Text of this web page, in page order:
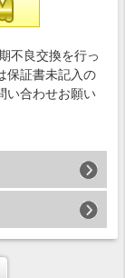
不良交換を行っ
保証書未記入の
い合わせお願い